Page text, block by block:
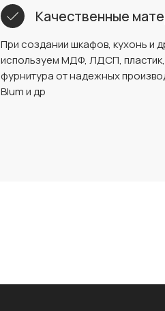
Качественные
При создании шкафов, кухонь и
используем МДФ, ЛДСП,
фурнитура от надежных
Blum и др